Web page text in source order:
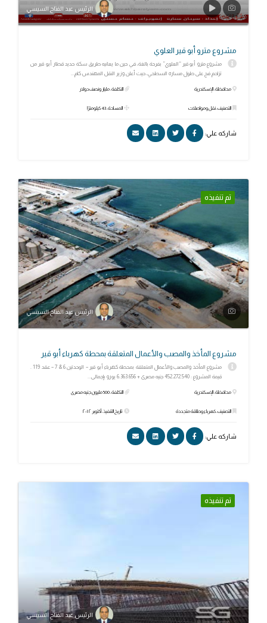
الرئيس عبد الفتاح السيسي
مشروع مترو أبو قير العلوي
مشروع مترو أبو قير “العلوي” بفرحة بالغة، في حين ما يعانيه طريق سكة حديد قطار أبو قير من
تزاحم فج على طول مساره السطحي، حيث أعلن وزير النقل المهندس كام...
محافظة: الإسكندرية
التصنيف: نقل ومواصلات
التكلفة: مليار ونصف دولار
المساحة: 43 كيلومترًا
شاركه علي:
تم تنفيذه
الرئيس عبد الفتاح السيسي
مشروع المأخذ والمصب والأعمال المتعلقة بمحطة كهرباء أبو قير
مشروع المأخذ والمصب والأعمال المتعلقة بمحطة كهرباء أبو قير – الوحدتين 6 & 7 – عقد 119 .
قيمة المشروع : 452.272.540 جنيه مصرى + 6.363.656 يورو بإجمالى...
محافظة: الإسكندرية
التصنيف: كهرباء وطاقة متجددة
التكلفة: 500 مليون جنيه مصرى
تاريخ التنفيذ: أكتوبر ٢٠١٢
شاركه علي:
تم تنفيذه
الرئيس عبد الفتاح السيسي